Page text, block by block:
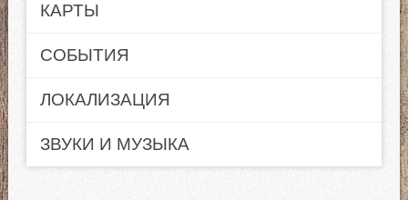
КАРТЫ
СОБЫТИЯ
ЛОКАЛИЗАЦИЯ
ЗВУКИ И МУЗЫКА